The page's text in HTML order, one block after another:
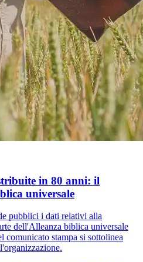
in 80 anni: il
universale
pubblici i dati relativi alla
dell'Alleanza biblica universale
stampa si sottolinea